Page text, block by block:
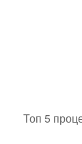
Топ 5